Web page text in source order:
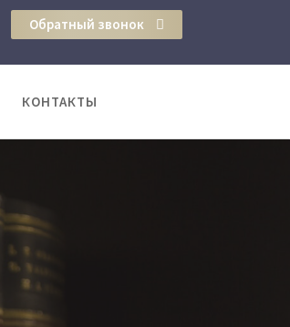
Обратный звонок
КОНТАКТЫ